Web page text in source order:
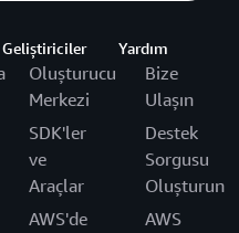
Geliştiriciler
Oluşturucu
Merkezi
SDK'ler
ve
Araçlar
AWS'de
Yardım
Bize
Ulaşın
Destek
Sorgusu
Oluşturun
AWS